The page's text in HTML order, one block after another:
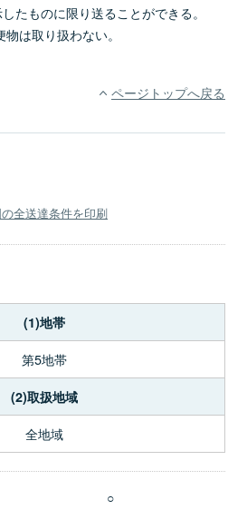
たものに限り送ることができる。
は取り扱わない。
ページトップへ戻る
全送達条件を印刷
(1)地帯
第5地帯
(2)取扱地域
全地域
○